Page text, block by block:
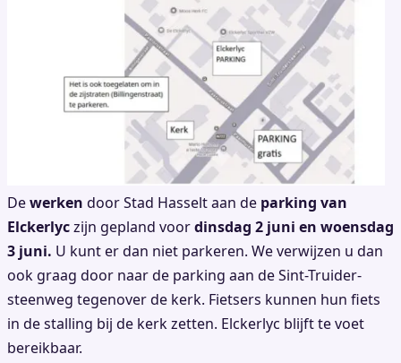
Dewerken door Stad Hasselt aan de parking van
Elckerlyczijn gepland voordinsdag 2 juni en woensdag
3 juni. U kunt er dan niet parkeren. We verwijzen u dan
ook graag door naar de parking aan de Sint-Truider-
steenweg tegenover de kerk. Fietsers kunnen hun fiets
in de stalling bij de kerk zetten. Elckerlyc blijft te voet
bereikbaar.